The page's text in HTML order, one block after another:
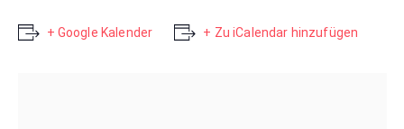
+ Google Kalender + Zu iCalendar hinzufügen